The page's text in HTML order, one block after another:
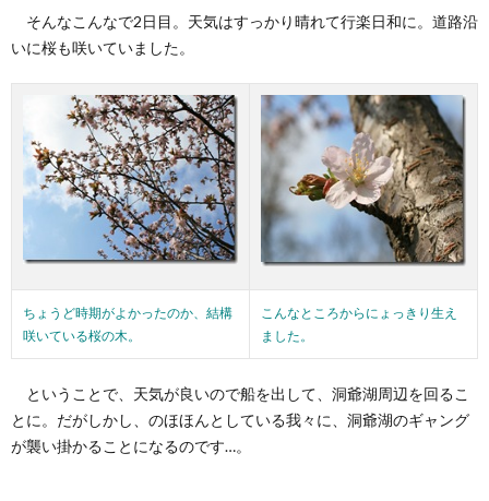
そんなこんなで2日目。天気はすっかり晴れて行楽日和に。道路沿
いに桜も咲いていました。
ちょうど時期がよかったのか、結構
咲いている桜の木。
こんなところからにょっきり生え
ました。
ということで、天気が良いので船を出して、洞爺湖周辺を回るこ
とに。だがしかし、のほほんとしている我々に、洞爺湖のギャング
が襲い掛かることになるのです…。